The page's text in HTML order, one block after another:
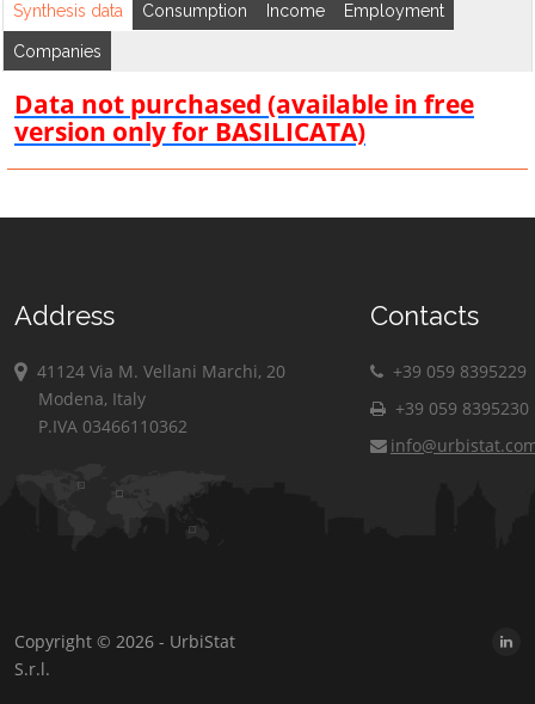
Synthesis data Consumption Income Employment
Companies
Data not purchased (available in free
version only for BASILICATA)
Address
41124 Via M. Vellani Marchi, 20
Modena, Italy
P.IVA 03466110362
Contacts
+39 059 8395229
+39 059 8395230
Copyright © 2026 - UrbiStat
S.r.l.